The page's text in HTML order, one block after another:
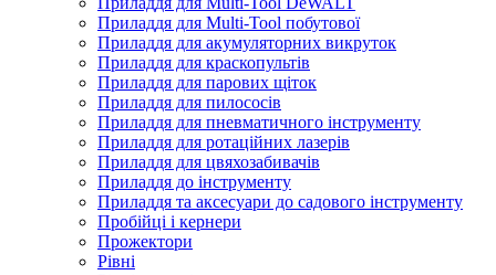
Приладдя для Multi-Tool побутової
Приладдя для акумуляторних викруток
Приладдя для краскопультів
Приладдя для парових щіток
Приладдя для пилососів
Приладдя для пневматичного інструменту
Приладдя для ротаційних лазерів
Приладдя для цвяхозабивачів
Приладдя до інструменту
Приладдя та аксесуари до садового інструменту
Пробійці і кернери
Прожектори
Рівні